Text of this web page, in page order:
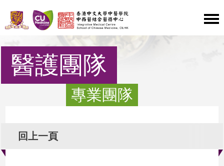
醫護團隊
專業團隊
回上一頁